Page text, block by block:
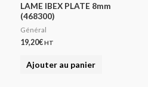
LAME IBEX PLATE 8mm
(468300)
Général
19,20€HT
Ajouter au panier